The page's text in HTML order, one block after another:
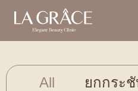
All ยกกระ